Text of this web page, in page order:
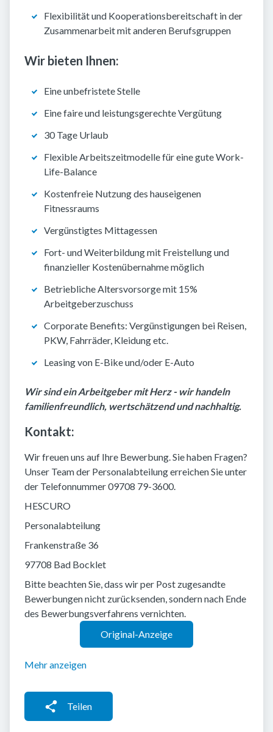
Flexibilität und Kooperationsbereitschaft in der
Zusammenarbeit mit anderen Berufsgruppen
Wir bieten Ihnen:
Eine unbefristete Stelle
Eine faire und leistungsgerechte Vergütung
30 Tage Urlaub
Flexible Arbeitszeitmodelle für eine gute Work-
Life-Balance
Kostenfreie Nutzung des hauseigenen
Fitnessraums
Vergünstigtes Mittagessen
Fort- und Weiterbildung mit Freistellung und
finanzieller Kostenübernahme möglich
Betriebliche Altersvorsorge mit 15%
Arbeitgeberzuschuss
Corporate Benefits: Vergünstigungen bei Reisen,
PKW, Fahrräder, Kleidung etc.
Leasing von E-Bike und/oder E-Auto
Wir sind ein Arbeitgeber mit Herz - wir handeln
familienfreundlich, wertschätzend und nachhaltig.
Kontakt:
Wir freuen uns auf Ihre Bewerbung. Sie haben Fragen?
Unser Team der Personalabteilung erreichen Sie unter
der Telefonnummer 09708 79-3600.
HESCURO
Personalabteilung
Frankenstraße 36
97708 Bad Bocklet
Bitte beachten Sie, dass wir per Post zugesandte
Bewerbungen nicht zurücksenden, sondern nach Ende
des Bewerbungsverfahrens vernichten.
Original-Anzeige
Mehr anzeigen
Teilen